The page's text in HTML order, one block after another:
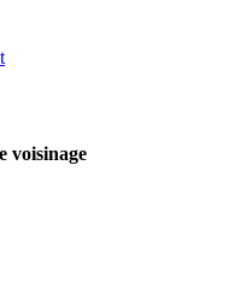
voisinage